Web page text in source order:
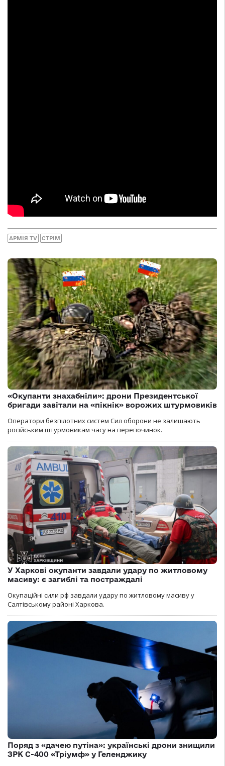
АРМІЯ TV СТРІМ
«Окупанти знахабніли»: дрони Президентської
бригади завітали на «пікнік» ворожих штурмовиків
Оператори безпілотних систем Сил оборони не залишають
російським штурмовикам часу на перепочинок.
У Харкові окупанти завдали удару по житловому
масиву: є загиблі та постраждалі
Окупаційні сили рф завдали удару по житловому масиву у
Салтівському районі Харкова.
Поряд з «дачею путіна»: українські дрони знищили
ЗРК С-400 «Тріумф» у Геленджику